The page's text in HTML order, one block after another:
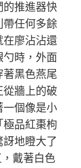
推進器快
帶任何多餘
廖沾沾還
時，外面
著黑色燕尾
從牆上的破
一個像是小
極品紅棗枸
地瞪大了
戴著白色